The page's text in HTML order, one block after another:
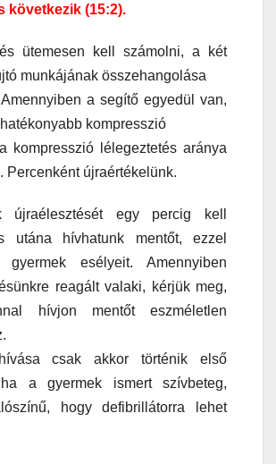
következik (15:2).
ütemesen kell számolni, a két
munkájának összehangolása
a segítő egyedül van,
kompresszió
kompresszió lélegeztetés aránya
Percenként újraértékelünk.
újraélesztését egy percig kell
utána hívhatunk mentőt, ezzel
esélyeit. Amennyiben
reagált valaki, kérjük meg,
hívjon mentőt eszméletlen
csak akkor történik első
ha a gyermek ismert szívbeteg,
hogy defibrillátorra lehet